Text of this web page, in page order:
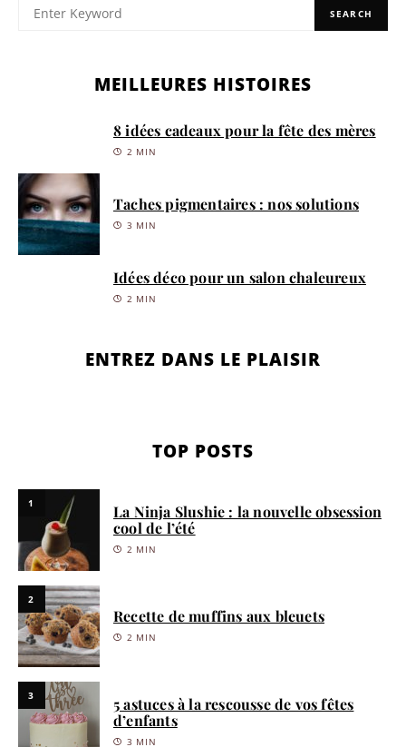
SEARCH
MEILLEURES HISTOIRES
8 idées cadeaux pour la fête des mères
2 MIN
Taches pigmentaires : nos solutions
3 MIN
Idées déco pour un salon chaleureux
2 MIN
ENTREZ DANS LE PLAISIR
TOP POSTS
1
La Ninja Slushie : la nouvelle obsession
cool de l’été
2 MIN
2
Recette de muffins aux bleuets
2 MIN
3
5 astuces à la rescousse de vos fêtes
d’enfants
3 MIN